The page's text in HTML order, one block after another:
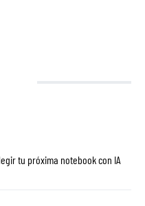
tu próxima notebook con IA